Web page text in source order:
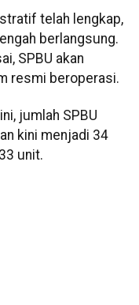
telah lengkap,
berlangsung.
SPBU akan
resmi beroperasi.
jumlah SPBU
kini menjadi 34
unit.